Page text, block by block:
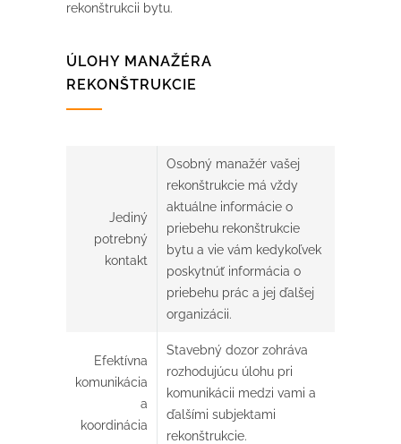
rekonštrukcii bytu.
ÚLOHY MANAŽÉRA
REKONŠTRUKCIE
Jediný
potrebný
kontakt
Osobný manažér vašej
rekonštrukcie má vždy
aktuálne informácie o
priebehu rekonštrukcie
bytu a vie vám kedykoľvek
poskytnúť informácia o
priebehu prác a jej ďalšej
organizácii.
Efektívna
komunikácia
a
koordinácia
Stavebný dozor zohráva
rozhodujúcu úlohu pri
komunikácii medzi vami a
ďalšími subjektami
rekonštrukcie.